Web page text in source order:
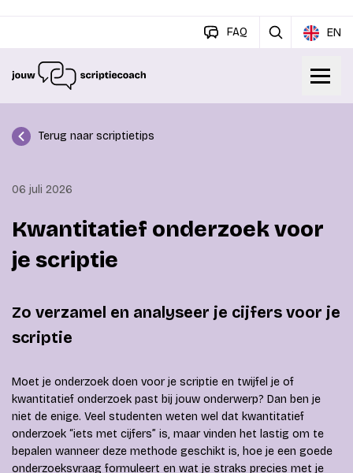
FAQ EN
Terug naar scriptietips
06 juli 2026
Kwantitatief onderzoek voor
je scriptie
Zo verzamel en analyseer je cijfers voor je
scriptie
Moet je onderzoek doen voor je scriptie en twijfel je of
kwantitatief onderzoek past bij jouw onderwerp? Dan ben je
niet de enige. Veel studenten weten wel dat kwantitatief
onderzoek “iets met cijfers” is, maar vinden het lastig om te
bepalen wanneer deze methode geschikt is, hoe je een goede
onderzoeksvraag formuleert en wat je straks precies met je